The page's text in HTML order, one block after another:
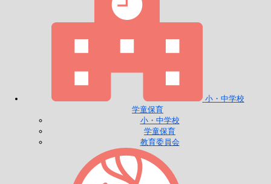
小・中学校
学童保育
小・中学校
学童保育
教育委員会